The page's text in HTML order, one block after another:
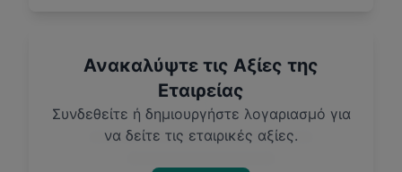
Ανακαλύψτε τις Αξίες της
Εταιρείας
Συνδεθείτε ή δημιουργήστε λογαριασμό για
να δείτε τις εταιρικές αξίες.